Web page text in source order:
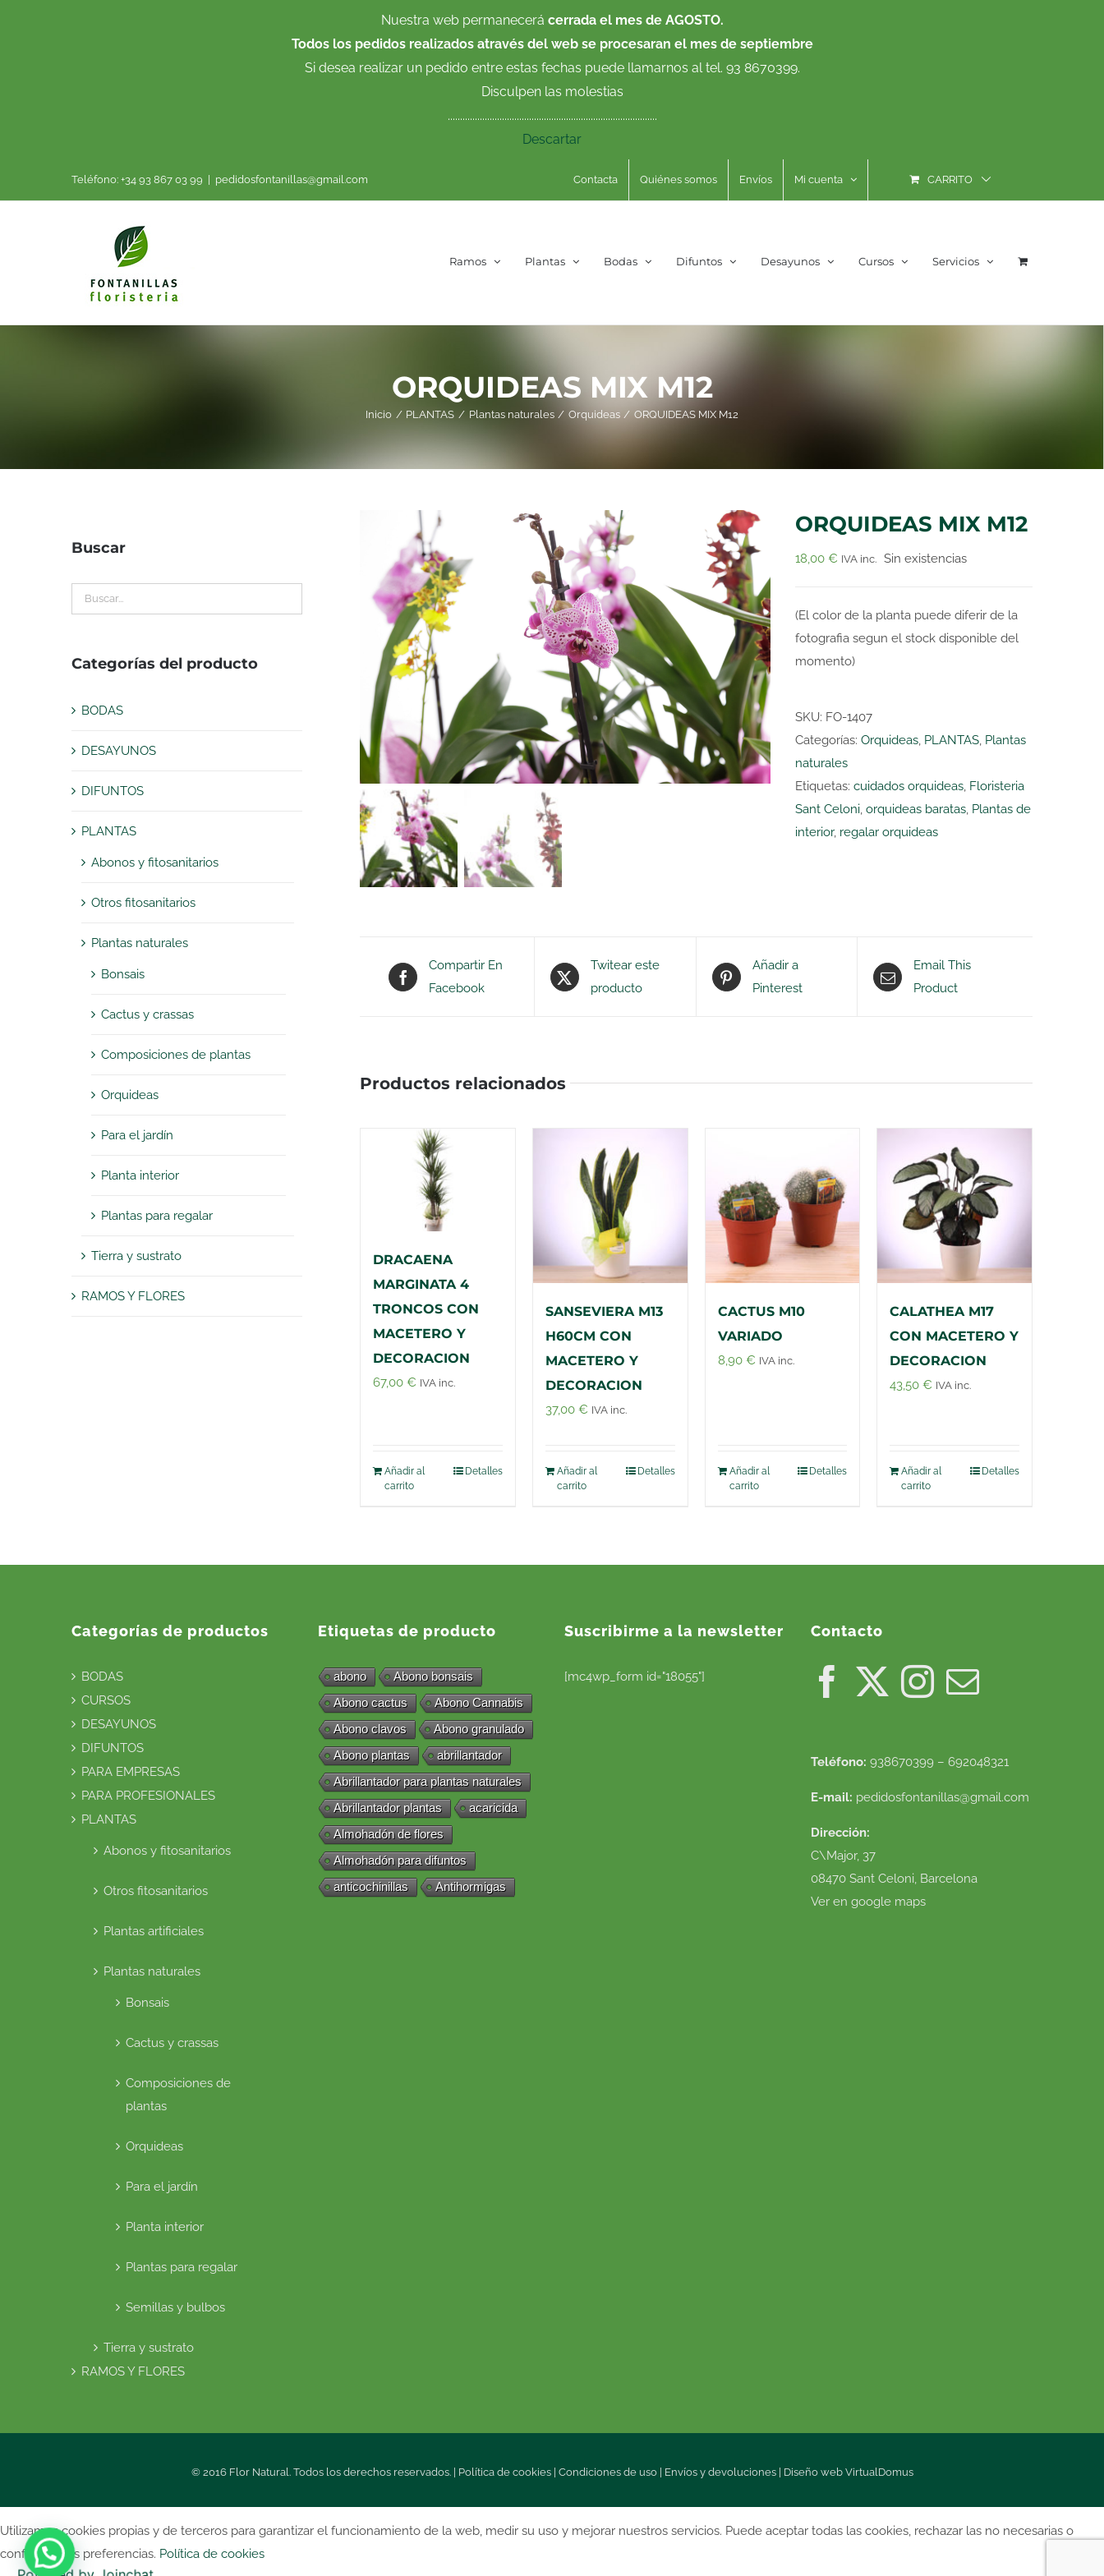
Nuestra web permanecerá cerrada el mes de AGOSTO.
Todos los pedidos realizados através del web se procesaran el mes de septiembre
Si desea realizar un pedido entre estas fechas puede llamarnos al tel. 93 8670399.
Disculpen las molestias
.....................................................................................
Descartar
Teléfono: +34 93 867 03 99 pedidosfontanillas@gmail.com Contacta Quiénes somos Envíos Mi cuenta CARRITO
Ramos Plantas Bodas Difuntos Desayunos Cursos Servicios
ORQUIDEAS MIX M12
Inicio PLANTAS Plantas naturales Orquideas ORQUIDEAS MIX M12
ORQUIDEAS MIX M12
18,00 € IVA inc. Sin existencias
(El color de la planta puede diferir de la
fotografia segun el stock disponible del
momento)
SKU: FO-1407
Categorías: Orquideas, PLANTAS, Plantas
naturales
Etiquetas: cuidados orquideas, Floristeria
Sant Celoni, orquideas baratas, Plantas de
interior, regalar orquideas
Compartir En
Facebook
Twitear este
producto
Añadir a
Pinterest
Email This
Product
Productos relacionados
DRACAENA
MARGINATA 4
TRONCOS CON
MACETERO Y
DECORACION
67,00 € IVA inc.
Añadir al
carrito
Detalles
SANSEVIERA M13
H60CM CON
MACETERO Y
DECORACION
37,00 € IVA inc.
Añadir al
carrito
Detalles
CACTUS M10
VARIADO
8,90 € IVA inc.
Añadir al
carrito
Detalles
CALATHEA M17
CON MACETERO Y
DECORACION
43,50€ IVA inc.
Añadir al
carrito
Detalles
Buscar
Categorías del producto
BODAS
DESAYUNOS
DIFUNTOS
PLANTAS
Abonos y fitosanitarios
Otros fitosanitarios
Plantas naturales
Bonsais
Cactus y crassas
Composiciones de plantas
Orquideas
Para el jardín
Planta interior
Plantas para regalar
Tierra y sustrato
RAMOS Y FLORES
Categorías de productos
BODAS
CURSOS
DESAYUNOS
DIFUNTOS
PARA EMPRESAS
PARA PROFESIONALES
PLANTAS
Abonos y fitosanitarios
Otros fitosanitarios
Plantas artificiales
Plantas naturales
Bonsais
Cactus y crassas
Composiciones de
plantas
Orquideas
Para el jardín
Planta interior
Plantas para regalar
Semillas y bulbos
Tierra y sustrato
RAMOS Y FLORES
Etiquetas de producto
abono
Abono bonsais
Abono cactus
Abono Cannabis
Abono clavos
Abono granulado
Abono plantas
abrillantador
Abrillantador para plantas naturales
Abrillantador plantas
acaricida
Almohadón de flores
Almohadón para difuntos
anticochinillas
Antihormigas
Suscribirme a la newsletter
[mc4wp_form id="18055"]
Contacto
Teléfono: 938670399 – 692048321
E-mail: pedidosfontanillas@gmail.com
Dirección:
C\Major, 37
08470 Sant Celoni, Barcelona
Ver en google maps
© 2016 Flor Natural. Todos los derechos reservados. | Política de cookies| Condiciones de uso| Envíos y devoluciones| Diseño web VirtualDomus
Utilizamos cookies propias y de terceros para garantizar el funcionamiento de la web, medir su uso y mejorar nuestros servicios. Puede aceptar todas las cookies, rechazar las no necesarias o
configurar sus preferencias. Política de cookies